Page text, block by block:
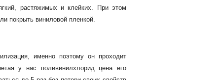
растяжимых и клейких. При этом
покрыть виниловой пленкой.
именно поэтому он проходит
у нас поливинилхлорид цена его